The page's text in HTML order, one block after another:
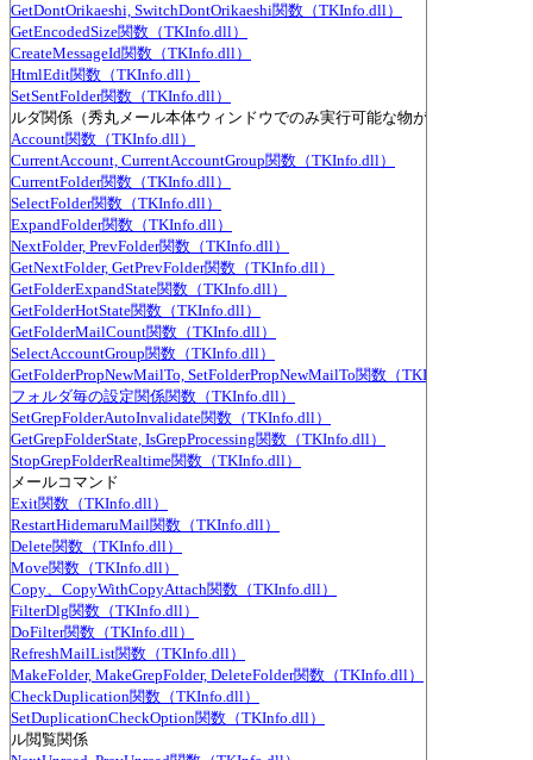
GetDontOrikaeshi, SwitchDontOrikaeshi関数（TKInfo.dll）
GetEncodedSize関数（TKInfo.dll）
CreateMessageId関数（TKInfo.dll）
HtmlEdit関数（TKInfo.dll）
SetSentFolder関数（TKInfo.dll）
ルダ関係（秀丸メール本体ウィンドウでのみ実行可能な物が多い）
Account関数（TKInfo.dll）
CurrentAccount, CurrentAccountGroup関数（TKInfo.dll）
CurrentFolder関数（TKInfo.dll）
SelectFolder関数（TKInfo.dll）
ExpandFolder関数（TKInfo.dll）
NextFolder, PrevFolder関数（TKInfo.dll）
GetNextFolder, GetPrevFolder関数（TKInfo.dll）
GetFolderExpandState関数（TKInfo.dll）
GetFolderHotState関数（TKInfo.dll）
GetFolderMailCount関数（TKInfo.dll）
SelectAccountGroup関数（TKInfo.dll）
GetFolderPropNewMailTo, SetFolderPropNewMailTo関数（TKInfo.dll）
フォルダ毎の設定関係関数（TKInfo.dll）
SetGrepFolderAutoInvalidate関数（TKInfo.dll）
GetGrepFolderState, IsGrepProcessing関数（TKInfo.dll）
StopGrepFolderRealtime関数（TKInfo.dll）
メールコマンド
Exit関数（TKInfo.dll）
RestartHidemaruMail関数（TKInfo.dll）
Delete関数（TKInfo.dll）
Move関数（TKInfo.dll）
Copy、CopyWithCopyAttach関数（TKInfo.dll）
FilterDlg関数（TKInfo.dll）
DoFilter関数（TKInfo.dll）
RefreshMailList関数（TKInfo.dll）
MakeFolder, MakeGrepFolder, DeleteFolder関数（TKInfo.dll）
CheckDuplication関数（TKInfo.dll）
SetDuplicationCheckOption関数（TKInfo.dll）
ル閲覧関係